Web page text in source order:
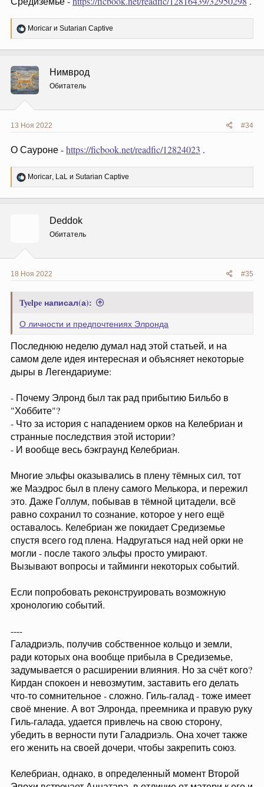
Р
е
ц
и
и
:
Moricar и Sutarian Captive
Нимврод
Обитатель
13 Ноя 2022 #34
О Сауроне -https://ficbook.net/readfic/12824023 .
Р
е
Moricar, LaL и Sutarian Captive
Deddok
Обитатель
18 Ноя 2022 #35
Tyelpe написал(а):
О личности и предпочтениях Элронда
Последнюю неделю думал над этой статьей, и на
самом деле идея интересная и объясняет некоторые
дыры в Легендариуме:
- Почему Элронд был так рад прибытию Бильбо в
"Хоббите"?
- Что за история с нападением орков на Келебриан и
странные последствия этой истории?
- И вообще весь бэкграунд Келебриан.
Многие эльфы оказывались в плену тёмных сил, тот
же Маэдрос был в плену самого Мелькора, и пережил
это. Даже Голлум, побывав в тёмной цитадели, всё
равно сохранил то сознание, которое у него ещё
оставалось. Келебриан же покидает Средиземье
спустя всего год плена. Надругаться над ней орки не
могли - после такого эльфы просто умирают.
Вызывают вопросы и тайминги некоторых событий.
Если попробовать реконструировать возможную
хронологию событий.
----
Галадриэль, получив собственное кольцо и земли,
ради которых она вообще прибыла в Средиземье,
задумывается о расширении влияния. Но за счёт кого?
Кирдан спокоен и невозмутим, заставить его делать
что-то сомнительное - сложно. Гиль-галад - тоже имеет
своё мнение. А вот Элронда, преемника и правую руку
Гиль-галада, удается привлечь на свою сторону,
убедить в верности пути Галадриэль. Она хочет также
его женить на своей дочери, чтобы закрепить союз.
Келебриан, однако, в определенный момент Второй